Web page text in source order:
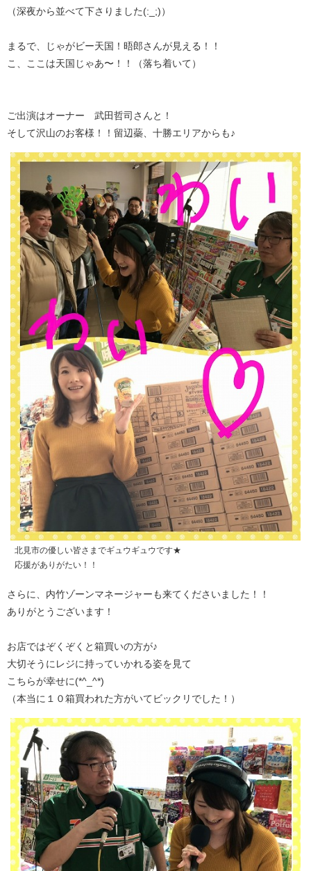
（深夜から並べて下さりました(:_;)）
まるで、じゃがビー天国！晤郎さんが見える！！
こ、ここは天国じゃあ〜！！（落ち着いて）
ご出演はオーナー 武田哲司さんと！
そして沢山のお客様！！留辺蘂、十勝エリアからも♪
北見市の優しい皆さまでギュウギュウです★
応援がありがたい！！
さらに、内竹ゾーンマネージャーも来てくださいました！！
ありがとうございます！
お店ではぞくぞくと箱買いの方が♪
大切そうにレジに持っていかれる姿を見て
こちらが幸せに(*^_^*)
（本当に１０箱買われた方がいてビックリでした！）